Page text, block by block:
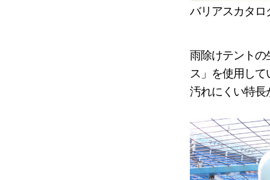
バリアスカタロ
雨除けテントの
ス」を使用し
汚れにくい特長